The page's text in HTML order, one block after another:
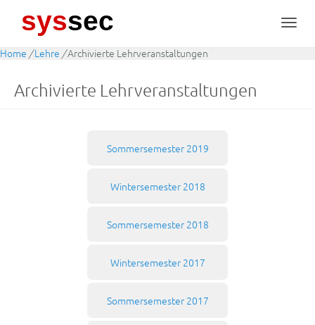
syssec
Home / Lehre /Archivierte Lehrveranstaltungen
Archivierte Lehrveranstaltungen
Sommersemester 2019
Wintersemester 2018
Sommersemester 2018
Wintersemester 2017
Sommersemester 2017